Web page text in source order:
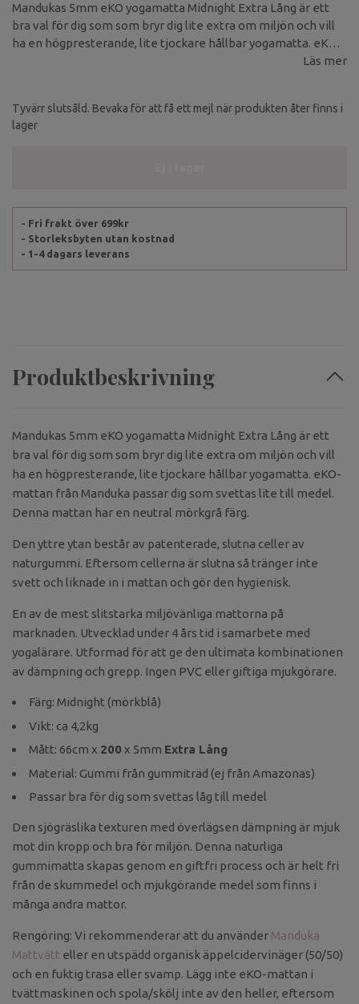
Mandukas 5mm eKO yogamatta Midnight Extra Lång är ett
bra val för dig som som bryr dig lite extra om miljön och vill
ha en högpresterande, lite tjockare hållbar yogamatta. eKO-
mattan från Manduka passar dig som svettas lite till medel.
Läs mer
Tyvärr slutsåld. Bevaka för att få ett mejl när produkten åter finns i
lager
- Fri frakt över 699kr
- Storleksbyten utan kostnad
- 1-4 dagars leverans
Produktbeskrivning
Mandukas 5mm eKO yogamatta Midnight Extra Lång är ett
bra val för dig som som bryr dig lite extra om miljön och vill
ha en högpresterande, lite tjockare hållbar yogamatta. eKO-
mattan från Manduka passar dig som svettas lite till medel.
Denna mattan har en neutral mörkgrå färg.
Den yttre ytan består av patenterade, slutna celler av
naturgummi. Eftersom cellerna är slutna så tränger inte
svett och liknade in i mattan och gör den hygienisk.
En av de mest slitstarka miljövänliga mattorna på
marknaden. Utvecklad under 4 års tid i samarbete med
yogalärare. Utformad för att ge den ultimata kombinationen
av dämpning och grepp. Ingen PVC eller giftiga mjukgörare.
Färg: Midnight (mörkblå)
Vikt: ca 4,2kg
Mått: 66cm x 200 x 5mm Extra Lång
Material: Gummi från gummiträd (ej från Amazonas)
Passar bra för dig som svettas låg till medel
Den sjögräslika texturen med överlägsen dämpning är mjuk
mot din kropp och bra för miljön. Denna naturliga
gummimatta skapas genom en giftfri process och är helt fri
från de skummedel och mjukgörande medel som finns i
många andra mattor.
Rengöring: Vi rekommenderar att du använder Manduka
Mattvätt eller en utspädd organisk äppelcidervinäger (50/50)
och en fuktig trasa eller svamp. Lägg inte eKO-mattan i
tvättmaskinen och spola/skölj inte av den heller, eftersom